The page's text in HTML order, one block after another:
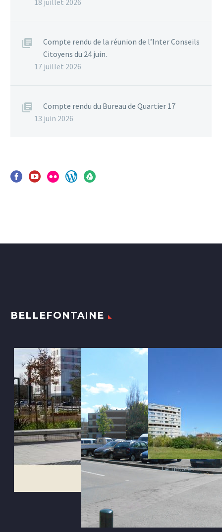
Compte rendu de la réunion de l’Inter Conseils
Citoyens du 24 juin.
17 juillet 2026
Compte rendu du Bureau de Quartier 17
13 juin 2026
BELLEFONTAINE
Le Tintoret